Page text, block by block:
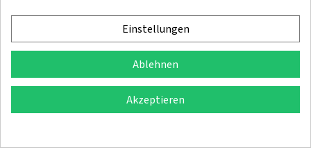
© 2025 SingleQuiver – Alle Rechte vorbehalten
Einstellungen
Ablehnen
Akzeptieren